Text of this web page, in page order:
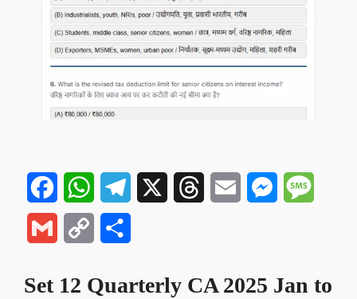
FacebookWhatsAppTelegram ThreadsEmail Messenger
Gmail
Copy
Set 12 Quarterly CA 2025 Jan to